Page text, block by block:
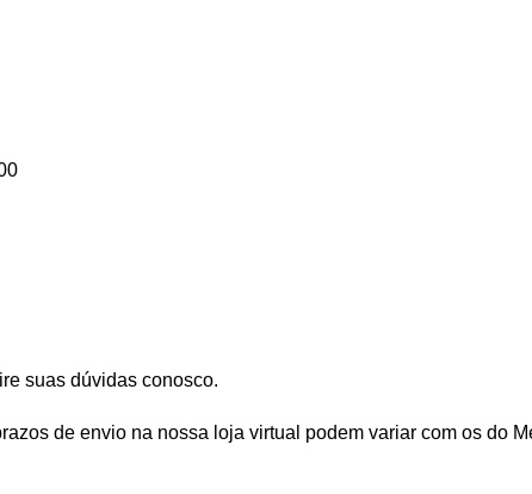
suas dúvidas conosco.
de envio na nossa loja virtual podem variar com os do